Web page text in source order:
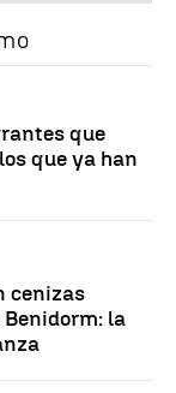
que
que ya han
cenizas
la